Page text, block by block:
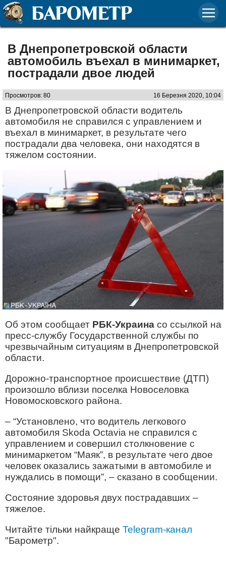
В Днепропетровской области
автомобиль въехал в минимаркет,
пострадали двое людей
Просмотров: 80 16 Березня 2020, 10:04
В Днепропетровской области водитель
автомобиля не справился с управлением и
въехал в минимаркет, в результате чего
пострадали два человека, они находятся в
тяжелом состоянии.
Об этом сообщает РБК-Украина со ссылкой на
пресс-службу Государственной службы по
чрезвычайным ситуациям в Днепропетровской
области.
Дорожно-транспортное происшествие (ДТП)
произошло вблизи поселка Новоселовка
Новомосковского района.
– “Установлено, что водитель легкового
автомобиля Skoda Octavia не справился с
управлением и совершил столкновение с
минимаркетом “Маяк”, в результате чего двое
человек оказались зажатыми в автомобиле и
нуждались в помощи”, – сказано в сообщении.
Состояние здоровья двух пострадавших –
тяжелое.
Читайте тільки найкраще Telegram-канал
"Барометр".